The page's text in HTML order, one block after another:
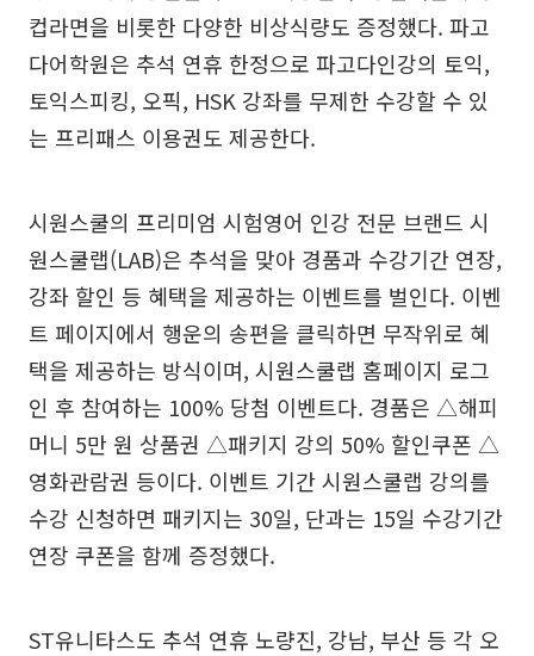
컵라면을 비롯한 다양한 비상식량도 증정했다. 파고
다어학원은 추석 연휴 한정으로 파고다인강의 토익,
토익스피킹, 오픽, HSK 강좌를 무제한 수강할 수 있
는 프리패스 이용권도 제공한다.
시원스쿨의 프리미엄 시험영어 인강 전문 브랜드 시
원스쿨랩(LAB)은 추석을 맞아 경품과 수강기간 연장,
강좌 할인 등 혜택을 제공하는 이벤트를 벌인다. 이벤
트 페이지에서 행운의 송편을 클릭하면 무작위로 혜
택을 제공하는 방식이며, 시원스쿨랩 홈페이지 로그
인 후 참여하는 100% 당첨 이벤트다. 경품은 △해피
머니 5만 원 상품권 △패키지 강의 50% 할인쿠폰 △
영화관람권 등이다. 이벤트 기간 시원스쿨랩 강의를
수강 신청하면 패키지는 30일, 단과는 15일 수강기간
연장 쿠폰을 함께 증정했다.
ST유니타스도 추석 연휴 노량진, 강남, 부산 등 각 오